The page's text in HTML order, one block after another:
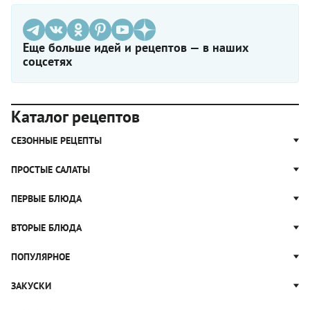
Еще больше идей и рецептов — в наших
соцсетях
Каталог рецептов
СЕЗОННЫЕ РЕЦЕПТЫ
Рецепты из капусты
Рецепты с грибами
Яблочные пироги
Блюда из тыквы
ПРОСТЫЕ САЛАТЫ
Простые салаты
Салат Цезарь
Салат Нисуаз
Крабовый салат
ПЕРВЫЕ БЛЮДА
Щи
Рассольник
Гороховый суп
ВТОРЫЕ БЛЮДА
Котлеты
Пельмени
ПОПУЛЯРНОЕ
Пицца
ЗАКУСКИ